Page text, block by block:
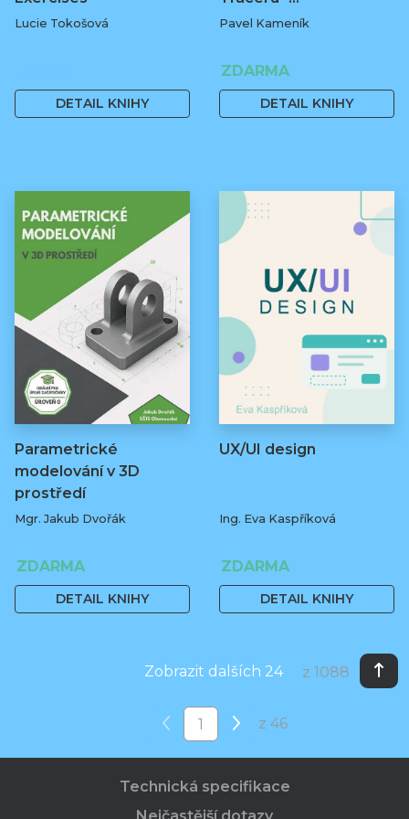
Lucie Tokošová
DETAIL KNIHY
Pavel Kameník
ZDARMA
DETAIL KNIHY
Parametrické
modelování v 3D
prostředí
Mgr. Jakub Dvořák
ZDARMA
DETAIL KNIHY
UX/UI design
Ing. Eva Kaspříková
ZDARMA
DETAIL KNIHY
Zobrazit dalších 24 z 1088
z 46
Technická specifikace
Nejčastější dotazy